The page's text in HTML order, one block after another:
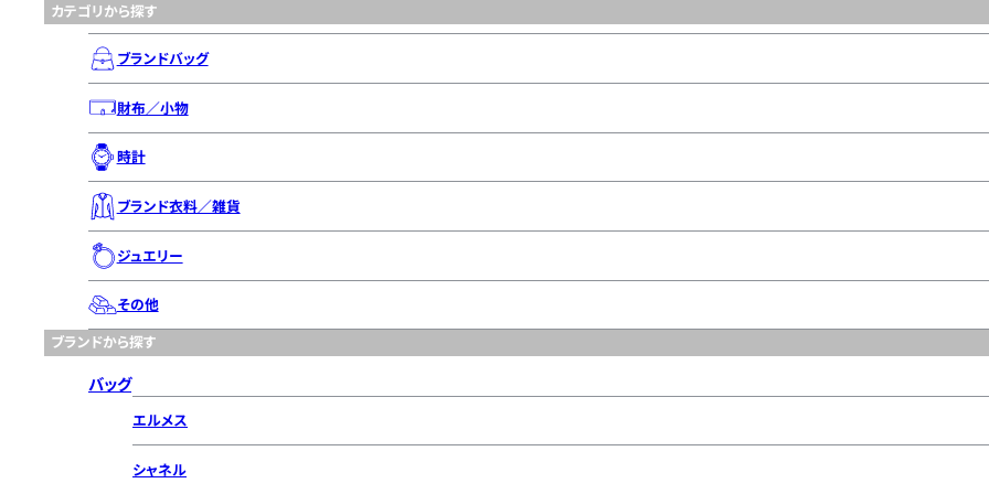
カテゴリから探す
ブランドバッグ
財布／小物
時計
ブランド衣料／雑貨
ジュエリー
その他
ブランドから探す
バッグ
エルメス
シャネル